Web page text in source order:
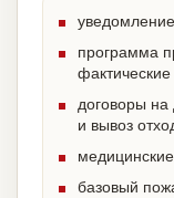
программа
договоры
и вывоз
базовый